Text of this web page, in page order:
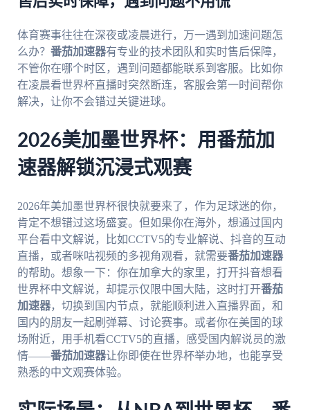
体育赛事往往在深夜或凌晨进行，万一遇到加速问题怎
么办？ 番茄加速器有专业的技术团队和实时售后保障，
不管你在哪个时区，遇到问题都能联系到客服。比如你
在凌晨看世界杯直播时突然断连，客服会第一时间帮你
解决，让你不会错过关键进球。
2026美加墨世界杯：用番茄加
速器解锁沉浸式观赛
2026年美加墨世界杯很快就要来了，作为足球迷的你，
肯定不想错过这场盛宴。但如果你在海外，想通过国内
平台看中文解说，比如CCTV5的专业解说、抖音的互动
直播，或者咪咕视频的多视角观看，就需要番茄加速器
的帮助。想象一下：你在加拿大的家里，打开抖音想看
世界杯中文解说，却提示仅限中国大陆，这时打开番茄
加速器，切换到国内节点，就能顺利进入直播界面，和
国内的朋友一起刷弹幕、讨论赛事。或者你在美国的球
场附近，用手机看CCTV5的直播，感受国内解说员的激
情——番茄加速器让你即使在世界杯举办地，也能享受
熟悉的中文观赛体验。